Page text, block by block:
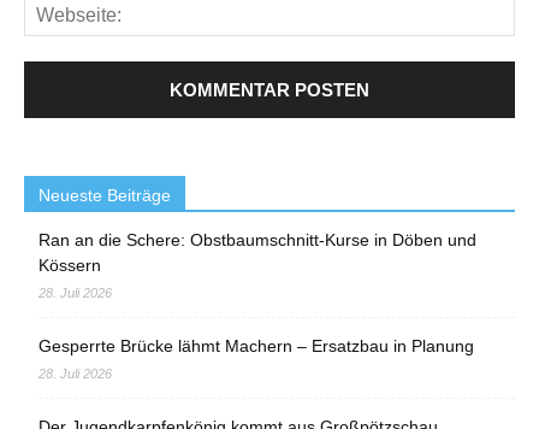
Neueste Beiträge
Ran an die Schere: Obstbaumschnitt-Kurse in Döben und
Kössern
28. Juli 2026
Gesperrte Brücke lähmt Machern – Ersatzbau in Planung
28. Juli 2026